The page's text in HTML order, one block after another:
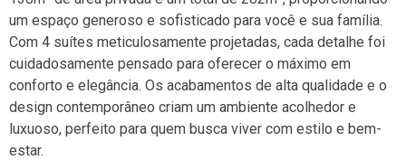
um espaço generoso e sofisticado para você e sua família.
Com 4 suítes meticulosamente projetadas, cada detalhe foi
cuidadosamente pensado para oferecer o máximo em
conforto e elegância. Os acabamentos de alta qualidade e o
design contemporâneo criam um ambiente acolhedor e
luxuoso, perfeito para quem busca viver com estilo e bem-
estar.